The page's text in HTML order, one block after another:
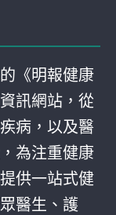
《明報健康
訊網站，從
病，以及醫
為注重健康
供一站式健
醫生、護